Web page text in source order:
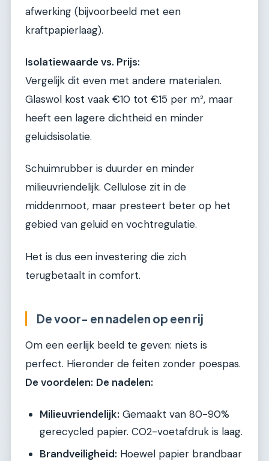
afwerking (bijvoorbeeld met een
kraftpapierlaag).
Isolatiewaarde vs. Prijs:
Vergelijk dit even met andere materialen.
Glaswol kost vaak €10 tot €15 per m², maar
heeft een lagere dichtheid en minder
geluidsisolatie.
Schuimrubber is duurder en minder
milieuvriendelijk. Cellulose zit in de
middenmoot, maar presteert beter op het
gebied van geluid en vochtregulatie.
Het is dus een investering die zich
terugbetaalt in comfort.
De voor- en nadelen op een rij
Om een eerlijk beeld te geven: niets is
perfect. Hieronder de feiten zonder poespas.
De voordelen: De nadelen:
Milieuvriendelijk: Gemaakt van 80-90%
gerecycled papier. CO2-voetafdruk is laag.
Brandveiligheid: Hoewel papier brandbaar